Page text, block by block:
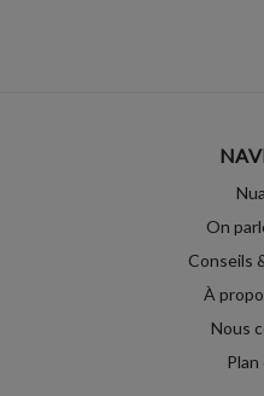
On
Conseils
À
Nous